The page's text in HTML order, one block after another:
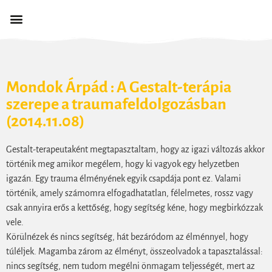
Mondok Árpád : A Gestalt-terápia
szerepe a traumafeldolgozásban
(2014.11.08)
Gestalt-terapeutaként megtapasztaltam, hogy az igazi változás akkor
történik meg amikor megélem, hogy ki vagyok egy helyzetben
igazán. Egy trauma élményének egyik csapdája pont ez. Valami
történik, amely számomra elfogadhatatlan, félelmetes, rossz vagy
csak annyira erős a kettőség, hogy segítség kéne, hogy megbirkózzak
vele.
Körülnézek és nincs segítség, hát bezáródom az élménnyel, hogy
túléljek. Magamba zárom az élményt, összeolvadok a tapasztalással:
nincs segítség, nem tudom megélni önmagam teljességét, mert az